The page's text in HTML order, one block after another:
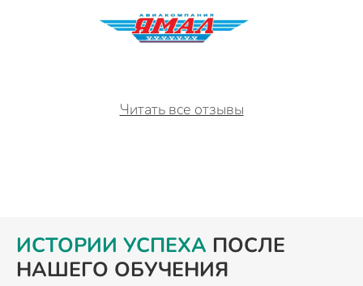
Читать все отзывы
ИСТОРИИ УСПЕХА ПОСЛЕ
НАШЕГО ОБУЧЕНИЯ